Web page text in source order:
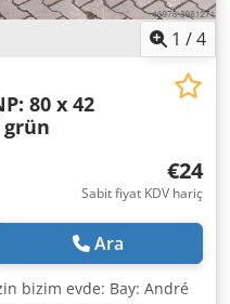
1 /4
80 x 42
grün
€24
Sabit fiyat KDV hariç
Ara
bizim evde: Bay: André